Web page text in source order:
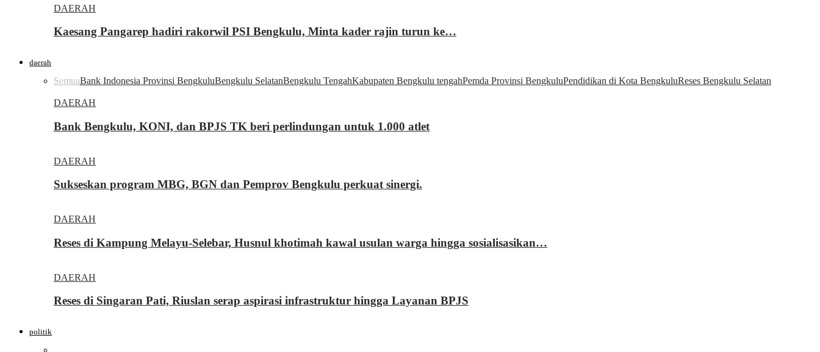
DAERAH
Kaesang Pangarep hadiri rakorwil PSI Bengkulu, Minta kader rajin turun ke…
daerah
SemuaBank Indonesia Provinsi BengkuluBengkulu SelatanBengkulu TengahKabupaten Bengkulu tengahPemda Provinsi BengkuluPendidikan di Kota BengkuluReses Bengkulu Selatan
DAERAH
Bank Bengkulu, KONI, dan BPJS TK beri perlindungan untuk 1.000 atlet
DAERAH
Sukseskan program MBG, BGN dan Pemprov Bengkulu perkuat sinergi.
DAERAH
Reses di Kampung Melayu-Selebar, Husnul khotimah kawal usulan warga hingga sosialisasikan…
DAERAH
Reses di Singaran Pati, Riuslan serap aspirasi infrastruktur hingga Layanan BPJS
politik